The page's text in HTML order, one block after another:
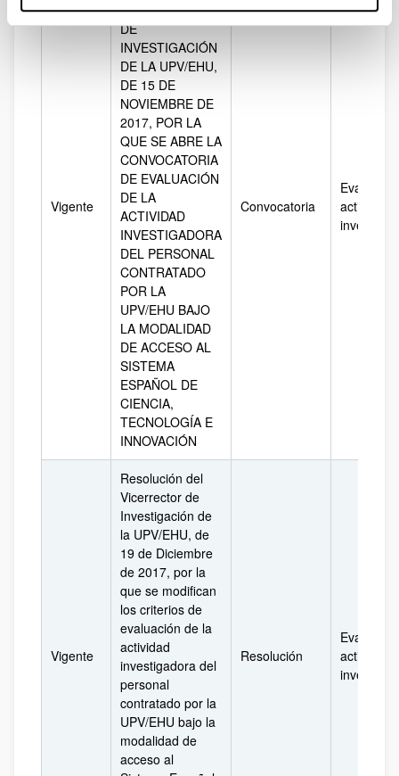
Vigente
VICERRECTOR
DE
INVESTIGACIÓN
DE LA UPV/EHU,
DE 15 DE
NOVIEMBRE DE
2017, POR LA
QUE SE ABRE LA
CONVOCATORIA
DE EVALUACIÓN
DE LA
ACTIVIDAD
INVESTIGADORA
DEL PERSONAL
CONTRATADO
POR LA
UPV/EHU BAJO
LA MODALIDAD
DE ACCESO AL
SISTEMA
ESPAÑOL DE
CIENCIA,
TECNOLOGÍA E
INNOVACIÓN
Convocatoria
actividad
Vigente
Resolución del
Vicerrector de
Investigación de
la UPV/EHU, de
19 de Diciembre
de 2017, por la
que se modifican
los criterios de
evaluación de la
actividad
investigadora del
personal
contratado por la
UPV/EHU bajo la
modalidad de
acceso al
Resolución
actividad